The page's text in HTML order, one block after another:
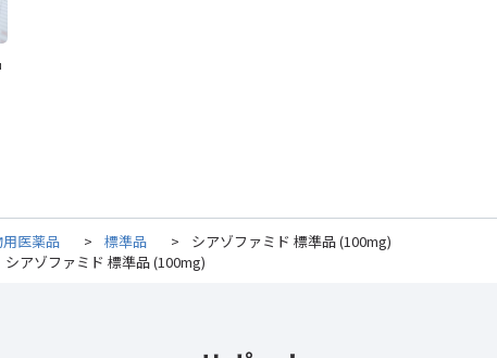
医薬品 > 標準品 >
シアゾファミド 標準品 (100mg)
シアゾファミド 標準品 (100mg)